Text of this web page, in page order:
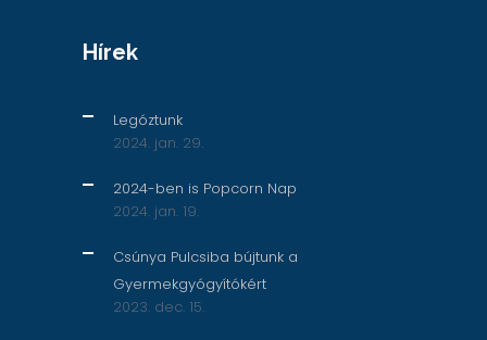
Hírek
Legóztunk
2024. jan. 29.
2024-ben is Popcorn Nap
2024. jan. 19.
Csúnya Pulcsiba bújtunk a
Gyermekgyógyítókért
2023. dec. 15.